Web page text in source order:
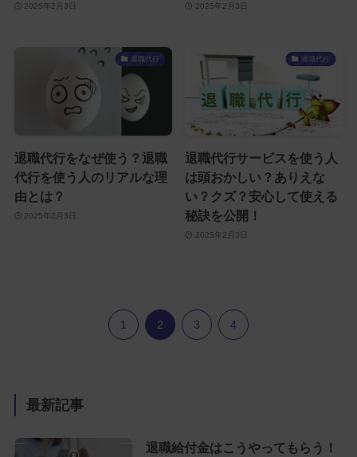
2025年2月3日 2025年2月3日
退職代行
退職代行をなぜ使う？退職
代行を使う人のリアルな理
由とは？
2025年2月3日
退職代行
退職代行サービスを使う人
は頭おかしい？ありえな
い？クズ？安心して使える
秘訣を公開！
2025年2月3日
1 2 3 4
最新記事
退職給付金はこうやってもらう！